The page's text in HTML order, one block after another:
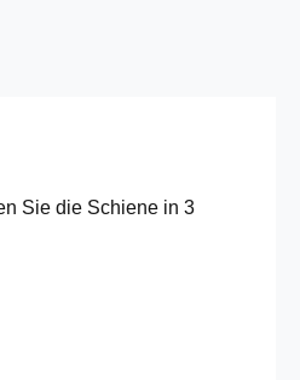
Sie die Schiene in 3